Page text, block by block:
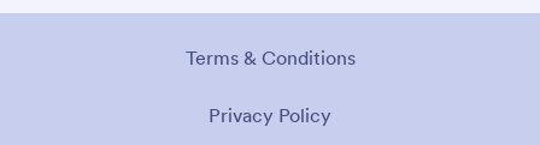
Terms & Conditions
Privacy Policy